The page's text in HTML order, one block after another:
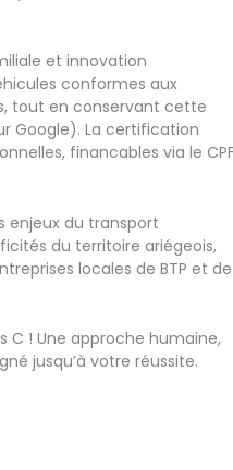
et innovation
conformes aux
tout en conservant cette
Google). La certification
financables via le
enjeux du transport
du territoire ariégeois,
locales de BTP et de
C ! Une approche humaine,
jusqu’à votre réussite.